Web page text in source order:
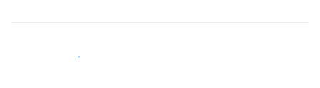
Osloviť nových hostí